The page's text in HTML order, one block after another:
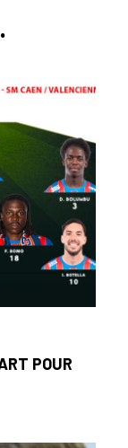
POUR